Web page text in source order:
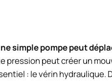
simple pompe peut
pression peut créer un
: le vérin hydraulique.